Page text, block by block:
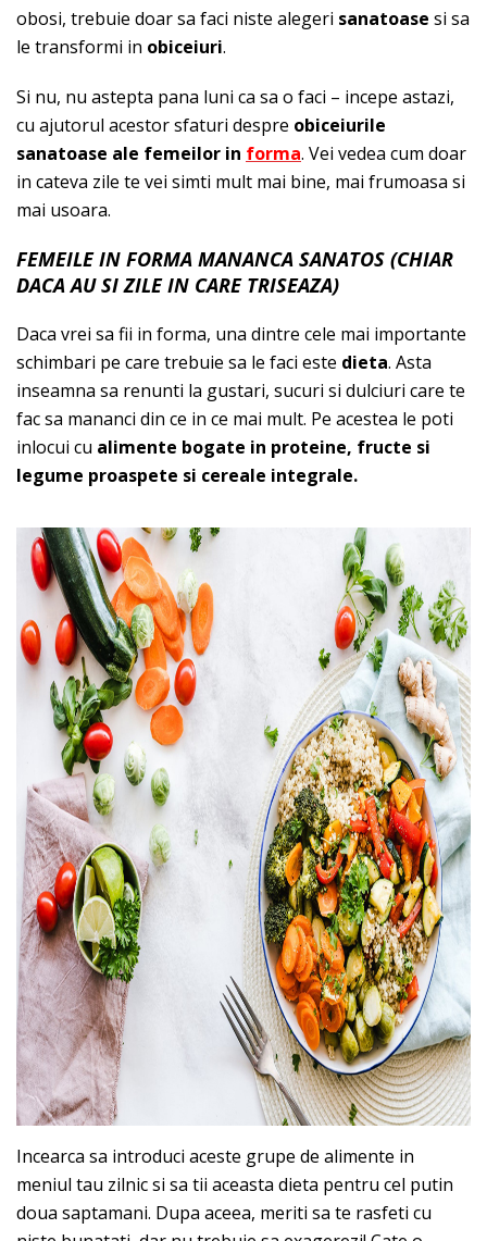
obosi, trebuie doar sa faci niste alegeri sanatoase si sa
le transformi in obiceiuri.
Si nu, nu astepta pana luni ca sa o faci – incepe astazi,
cu ajutorul acestor sfaturi despre obiceiurile
sanatoase ale femeilor in forma. Vei vedea cum doar
in cateva zile te vei simti mult mai bine, mai frumoasa si
mai usoara.
FEMEILE IN FORMA MANANCA SANATOS (CHIAR
DACA AU SI ZILE IN CARE TRISEAZA)
Daca vrei sa fii in forma, una dintre cele mai importante
schimbari pe care trebuie sa le faci este dieta. Asta
inseamna sa renunti la gustari, sucuri si dulciuri care te
fac sa mananci din ce in ce mai mult. Pe acestea le poti
inlocui cu alimente bogate in proteine, fructe si
legume proaspete si cereale integrale.
Incearca sa introduci aceste grupe de alimente in
meniul tau zilnic si sa tii aceasta dieta pentru cel putin
doua saptamani. Dupa aceea, meriti sa te rasfeti cu